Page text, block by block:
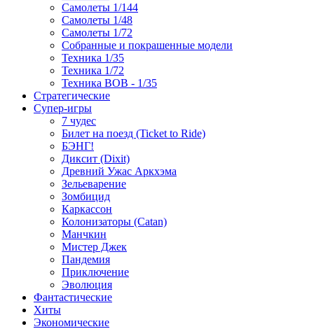
Самолеты 1/144
Самолеты 1/48
Самолеты 1/72
Собранные и покрашенные модели
Техника 1/35
Техника 1/72
Техника ВОВ - 1/35
Стратегические
Супер-игры
7 чудес
Билет на поезд (Ticket to Ride)
БЭНГ!
Диксит (Dixit)
Древний Ужас Аркхэма
Зельеварение
Зомбицид
Каркассон
Колонизаторы (Catan)
Манчкин
Мистер Джек
Пандемия
Приключение
Эволюция
Фантастические
Хиты
Экономические